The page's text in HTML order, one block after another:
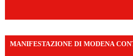
MANIFESTAZIONE DI MODENA